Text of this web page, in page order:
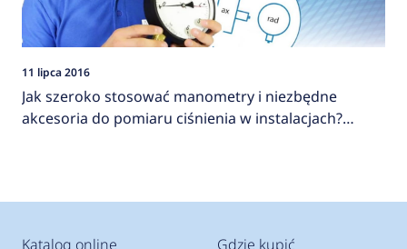
11 lipca 2016
Jak szeroko stosować manometry i niezbędne
akcesoria do pomiaru ciśnienia w instalacjach?
Katalog online Gdzie kupić